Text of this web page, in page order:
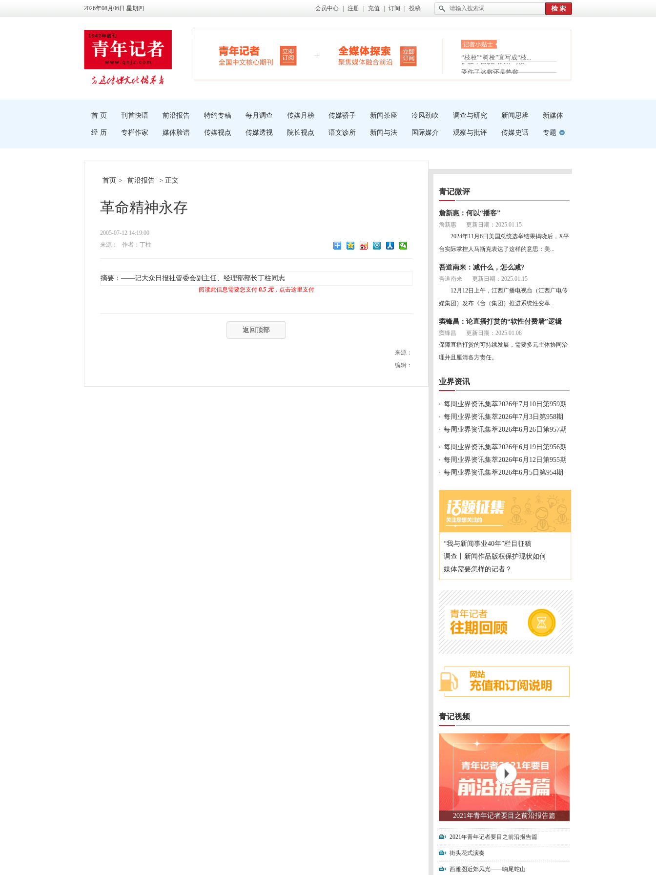
2026年08月06日 星期四 会员中心 注册 充值 订阅 投稿
眼白变红或是结膜下出血
“枝桠”“树桠”宜写成“枝...
夏天缓解疲劳有三招
护腰，摆脱六大坏习惯
受伤了冰敷还是热敷
白内障治疗的误区
首 页 刊首快语 前沿报告 特约专稿 每月调查 传媒月榜 传媒骄子 新闻茶座 冷风劲吹 调查与研究 新闻思辨 新媒体
经 历 专栏作家 媒体脸谱 传媒视点 传媒透视 院长视点 语文诊所 新闻与法 国际媒介 观察与批评 传媒史话 专题
首页 > 前沿报告 > 正文
革命精神永存
2005-07-12 14:19:00
来源：
作者：丁柱
摘要：——记大众日报社管委会副主任、经理部部长丁柱同志
阅读此信息需要您支付 0.5 元，点击这里支付
返回顶部
来源：
编辑：
青记微评
詹新惠：何以“播客”
詹新惠
更新日期：2025.01.15
2024年11月6日美国总统选举结果揭晓后，X平
台实际掌控人马斯克表达了这样的意思：美...
吾道南来：减什么，怎么减?
吾道南来
更新日期：2025.01.15
12月12日上午，江西广播电视台（江西广电传
媒集团）发布《台（集团）推进系统性变革...
窦锋昌：论直播打赏的“软性付费墙”逻辑
窦锋昌
更新日期：2025.01.08
保障直播打赏的可持续发展，需要多元主体协同治
理并且厘清各方责任。
业界资讯
每周业界资讯集萃2026年7月10日第959期
每周业界资讯集萃2026年7月3日第958期
每周业界资讯集萃2026年6月26日第957期
每周业界资讯集萃2026年6月19日第956期
每周业界资讯集萃2026年6月12日第955期
每周业界资讯集萃2026年6月5日第954期
“我与新闻事业40年”栏目征稿
调查丨新闻作品版权保护现状如何
媒体需要怎样的记者？
青记视频
2021年青年记者要目之前沿报告篇
2021年青年记者要目之前沿报告篇
街头花式演奏
西雅图近郊风光——响尾蛇山